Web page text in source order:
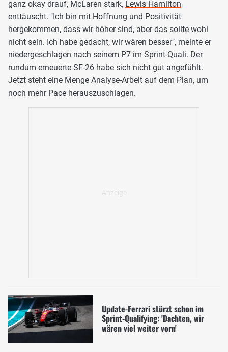
ganz okay drauf, McLaren stark, Lewis Hamilton
enttäuscht. "Ich bin mit Hoffnung und Positivität
hergekommen, dass wir höher sind, aber das sollte wohl
nicht sein. Ich habe gedacht, wir wären besser", meinte er
niedergeschlagen nach seinem P7 im Sprint-Quali. Der
rundum erneuerte SF-26 habe sich nicht gut angefühlt.
Jetzt steht eine Menge Analyse-Arbeit auf dem Plan, um
noch mehr Pace herauszuschlagen.
Update-Ferrari stürzt schon im
Sprint-Qualifying: 'Dachten, wir
wären viel weiter vorn'